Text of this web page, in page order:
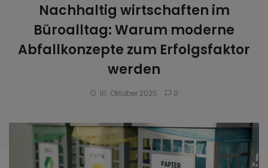
Nachhaltig wirtschaften im
Büroalltag: Warum moderne
Abfallkonzepte zum Erfolgsfaktor
werden
10. Oktober 2025 0